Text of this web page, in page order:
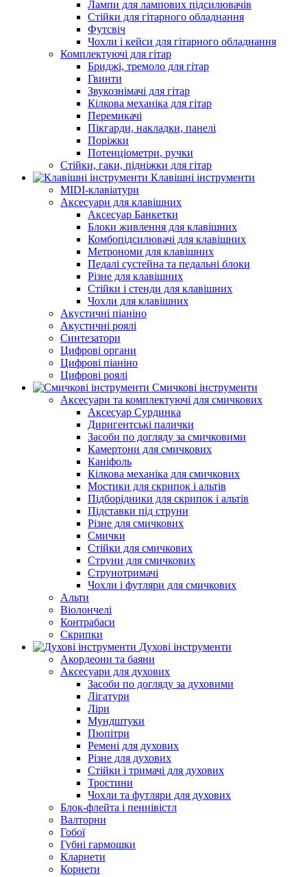
Лампи для лампових підсилювачів
Стійки для гітарного обладнання
Футсвіч
Чохли і кейси для гітарного обладнання
Комплектуючі для гітар
Бриджі, тремоло для гітар
Гвинти
Звукознімачі для гітар
Кілкова механіка для гітар
Перемикачі
Пікгарди, накладки, панелі
Поріжки
Потенціометри, ручки
Стійки, гаки, підніжки для гітар
Клавішні інструменти
MIDI-клавіатури
Аксесуари для клавішних
Аксесуар Банкетки
Блоки живлення для клавішних
Комбопідсилювачі для клавішних
Метрономи для клавішних
Педалі сустейна та педальні блоки
Різне для клавішних
Стійки і стенди для клавішних
Чохли для клавішних
Акустичні піаніно
Акустичні роялі
Синтезатори
Цифрові органи
Цифрові піаніно
Цифрові роялі
Смичкові інструменти
Аксесуари та комплектуючі для смичкових
Аксесуар Сурдинка
Диригентські палички
Засоби по догляду за смичковими
Камертони для смичкових
Каніфоль
Кілкова механіка для смичкових
Мостики для скрипок і альтів
Підборiдники для скрипок і альтів
Підставки під струни
Різне для смичкових
Смички
Стійки для смичкових
Струни для смичкових
Струнотримачі
Чохли і футляри для смичкових
Альти
Віолончелі
Контрабаси
Скрипки
Духові інструменти
Акордеони та баяни
Аксесуари для духових
Засоби по догляду за духовими
Лігатури
Ліри
Мундштуки
Пюпітри
Ремені для духових
Різне для духових
Стійки і тримачі для духових
Тростини
Чохли та футляри для духових
Блок-флейта і пеннівістл
Валторни
Гобої
Губні гармошки
Кларнети
Корнети